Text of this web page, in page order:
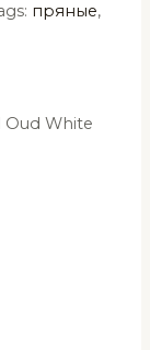
пряные,
Oud White